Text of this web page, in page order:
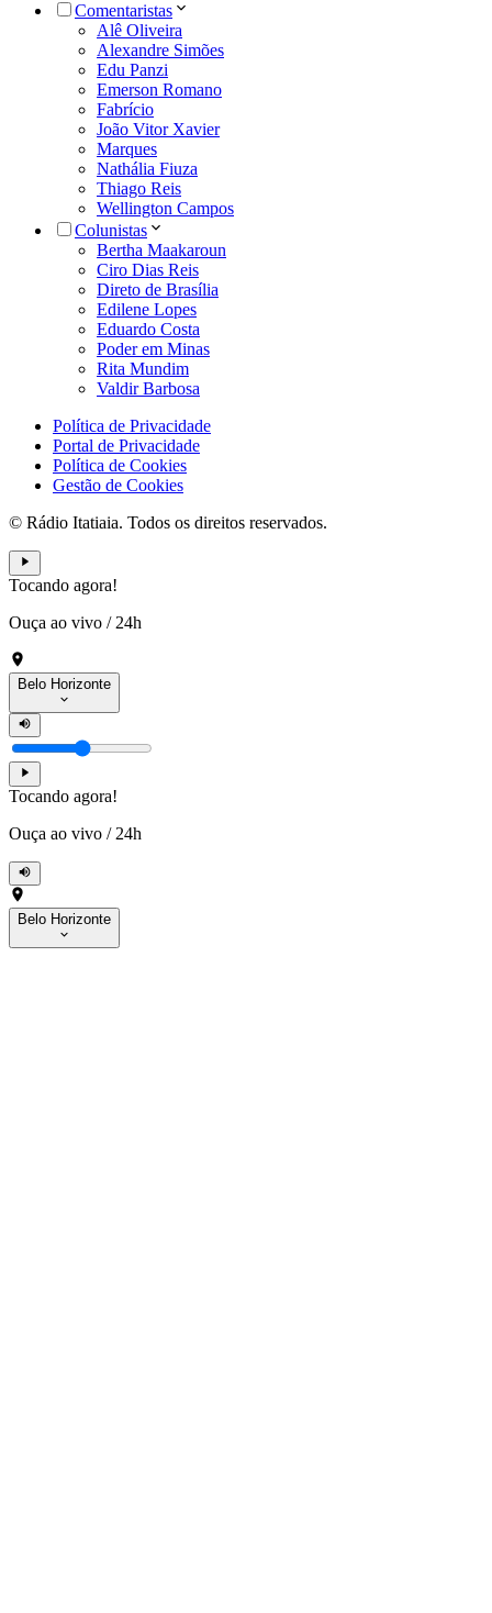
Comentaristas
Alê Oliveira
Alexandre Simões
Edu Panzi
Emerson Romano
Fabrício
João Vitor Xavier
Marques
Nathália Fiuza
Thiago Reis
Wellington Campos
Colunistas
Bertha Maakaroun
Ciro Dias Reis
Direto de Brasília
Edilene Lopes
Eduardo Costa
Poder em Minas
Rita Mundim
Valdir Barbosa
Política de Privacidade
Portal de Privacidade
Política de Cookies
Gestão de Cookies
© Rádio Itatiaia. Todos os direitos reservados.
Tocando agora!
Ouça ao vivo / 24h
Belo Horizonte
Tocando agora!
Ouça ao vivo / 24h
Belo Horizonte